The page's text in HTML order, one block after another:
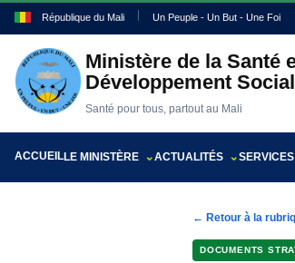
République du Mali Un Peuple - Un But - Une Foi
Ministère de la Santé
Développement Social
Santé pour tous, partout au Mali
ACCUEILLE MINISTÈRE ACTUALITÉS
← Retour à la
DOCUMENTS